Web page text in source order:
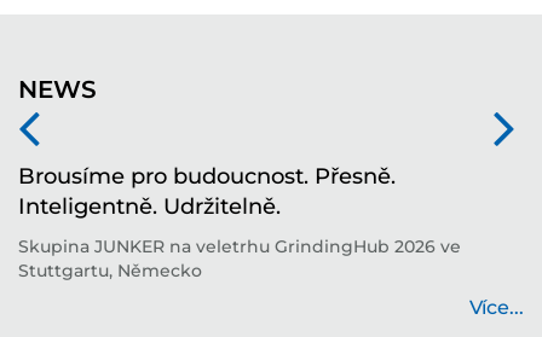
NEWS
Brousíme pro budoucnost. Přesně.
Inteligentně. Udržitelně.
Skupina JUNKER na veletrhu GrindingHub 2026 ve
Stuttgartu, Německo
Více...